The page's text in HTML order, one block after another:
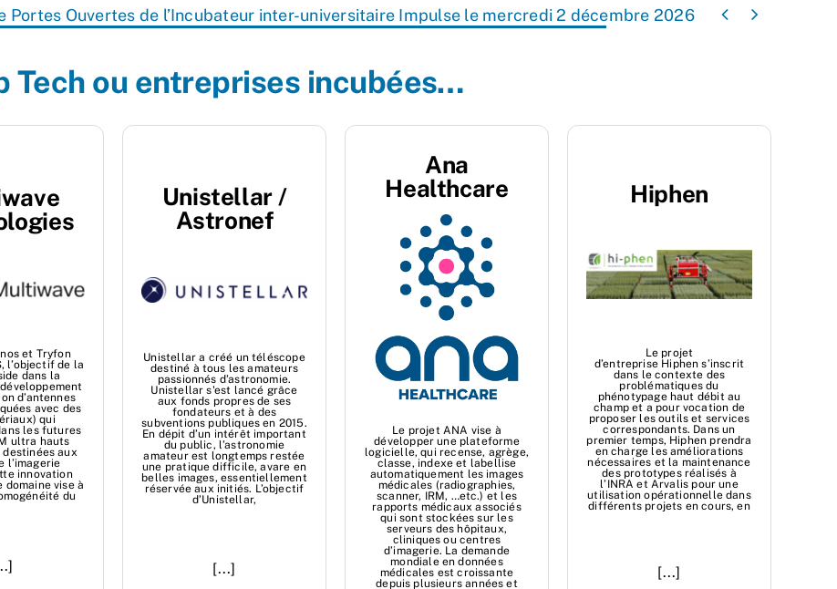
Portes Ouvertes de l’Incubateur inter-universitaire Impulse le mercredi 2 décembre 2026  
Tech ou entreprises incubées…
et Tryfon
l’objectif de la
dans la
d’antennes
avec des
qui
les futures
ultra hauts
destinées aux
l’imagerie
innovation
domaine vise à
du
Unistellar /
Astronef
Unistellar a créé un téléscope
destiné à tous les amateurs
passionnés d’astronomie.
Unistellar s'est lancé grâce
aux fonds propres de ses
fondateurs et à des
subventions publiques en 2015.
En dépit d’un intérêt important
du public, l’astronomie
amateur est longtemps restée
une pratique difficile, avare en
belles images, essentiellement
réservée aux initiés. L’objectif
d’Unistellar,
[...]
Ana
Healthcare
Le projet ANA vise à
développer une plateforme
logicielle, qui recense, agrège,
classe, indexe et labellise
automatiquement les images
médicales (radiographies,
scanner, IRM, …etc.) et les
rapports médicaux associés
qui sont stockées sur les
serveurs des hôpitaux,
cliniques ou centres
d’imagerie. La demande
mondiale en données
médicales est croissante
depuis plusieurs années et
Hiphen
Le projet
d’entreprise Hiphen s’inscrit
dans le contexte des
problématiques du
phénotypage haut débit au
champ et a pour vocation de
proposer les outils et services
correspondants. Dans un
premier temps, Hiphen prendra
en charge les améliorations
nécessaires et la maintenance
des prototypes réalisés à
l’INRA et Arvalis pour une
utilisation opérationnelle dans
différents projets en cours, en
[...]